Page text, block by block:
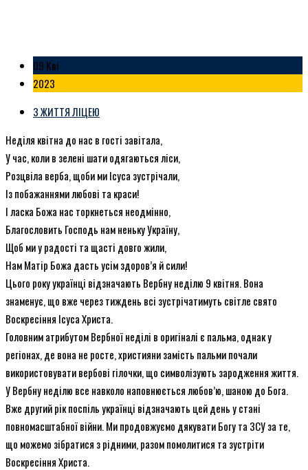
09 Кві
2023
З ЖИТТЯ ЛІЦЕЮ
Неділя квітна до нас в гості завітала,
У час, коли в зелені шати одягаються ліси,
Розцвіла верба, щоби ми Ісуса зустрічали,
Із побажаннями любові та краси!
І ласка Божа нас торкнеться неодмінно,
Благословить Господь нам неньку Україну,
Щоб ми у радості та щасті довго жили,
Нам Матір Божа дасть усім здоров’я й сили!
Цього року українці відзначають Вербну неділю 9 квітня. Вона
знаменує, що вже через тиждень всі зустрічатимуть світле свято
Воскресіння Ісуса Христа.
Головним атрибутом Вербної неділі в оригіналі є пальма, однак у
регіонах, де вона не росте, християни замість пальми почали
використовувати вербові гілочки, що символізують зародження життя.
У Вербну неділю все навколо наповнюється любов’ю, шаною до Бога.
Вже другий рік поспіль українці відзначають цей день у стані
повномасштабної війни. Ми продовжуємо дякувати Богу та ЗСУ за те,
що можемо зібратися з рідними, разом помолитися та зустріти
Воскресіння Христа.